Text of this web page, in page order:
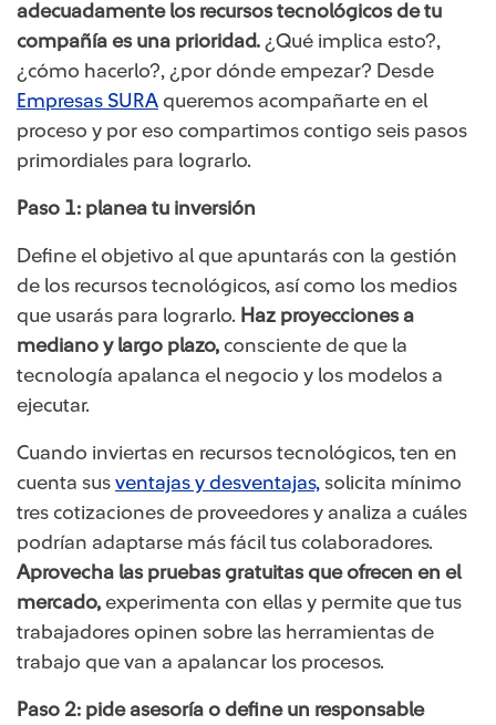
adecuadamente los recursos tecnológicos de tu
compañía es una prioridad. ¿Qué implica esto?,
¿cómo hacerlo?, ¿por dónde empezar? Desde
Empresas SURA queremos acompañarte en el
proceso y por eso compartimos contigo seis pasos
primordiales para lograrlo.
Paso 1: planea tu inversión
Define el objetivo al que apuntarás con la gestión
de los recursos tecnológicos, así como los medios
que usarás para lograrlo. Haz proyecciones a
mediano y largo plazo, consciente de que la
tecnología apalanca el negocio y los modelos a
ejecutar.
Cuando inviertas en recursos tecnológicos, ten en
cuenta sus ventajas y desventajas, solicita mínimo
tres cotizaciones de proveedores y analiza a cuáles
podrían adaptarse más fácil tus colaboradores.
Aprovecha las pruebas gratuitas que ofrecen en el
mercado, experimenta con ellas y permite que tus
trabajadores opinen sobre las herramientas de
trabajo que van a apalancar los procesos.
Paso 2: pide asesoría o define un responsable